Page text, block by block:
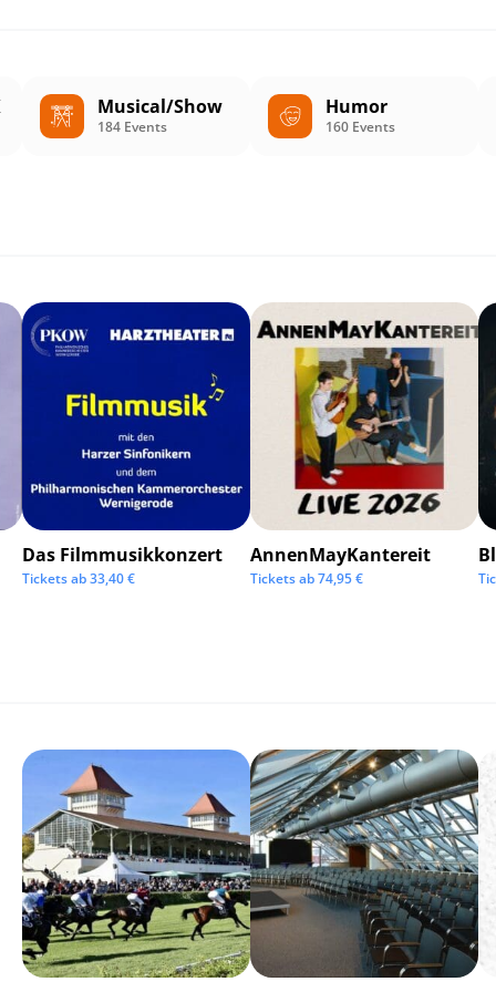
Musical/Show
184 Events
Humor
160 Events
Das Filmmusikkonzert
Tickets ab33,40€
AnnenMayKantereit
Tickets ab74,95€